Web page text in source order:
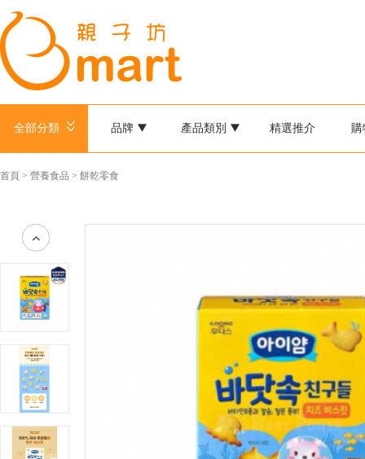
全部分類 品牌 產品類別 精選推介 購
首頁 > 營養食品 > 餅乾零食